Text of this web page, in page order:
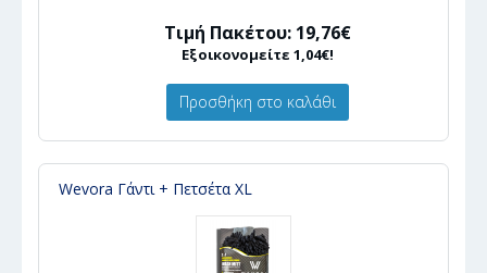
Τιμή Πακέτου: 19,76€
Εξοικονομείτε 1,04€!
Προσθήκη στο καλάθι
Wevora Γάντι + Πετσέτα XL